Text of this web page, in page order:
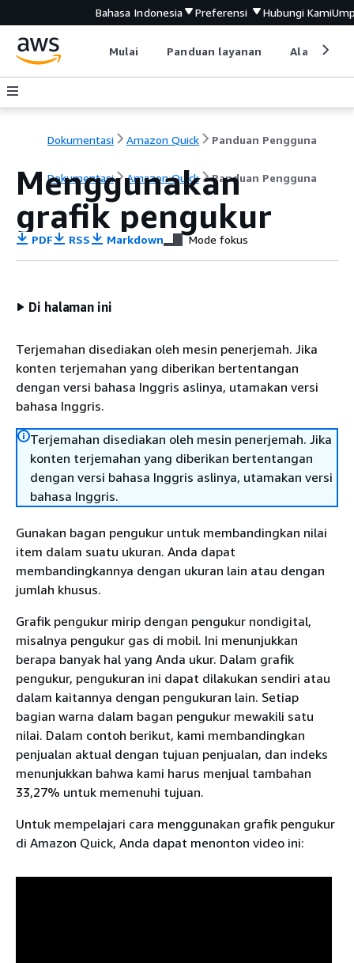
Bahasa Indonesia Preferensi Hubungi Kami
Mulai Panduan layanan Alat
Dokumentasi Amazon Quick Panduan Pengguna
Dokumentasi Amazon Quick Panduan Pengguna
Menggunakan
grafik pengukur
PDF RSS Markdown Mode fokus
Di halaman ini
Terjemahan disediakan oleh mesin penerjemah. Jika
konten terjemahan yang diberikan bertentangan
dengan versi bahasa Inggris aslinya, utamakan versi
bahasa Inggris.
Terjemahan disediakan oleh mesin penerjemah. Jika
konten terjemahan yang diberikan bertentangan
dengan versi bahasa Inggris aslinya, utamakan versi
bahasa Inggris.
Gunakan bagan pengukur untuk membandingkan nilai
item dalam suatu ukuran. Anda dapat
membandingkannya dengan ukuran lain atau dengan
jumlah khusus.
Grafik pengukur mirip dengan pengukur nondigital,
misalnya pengukur gas di mobil. Ini menunjukkan
berapa banyak hal yang Anda ukur. Dalam grafik
pengukur, pengukuran ini dapat dilakukan sendiri atau
dalam kaitannya dengan pengukuran lain. Setiap
bagian warna dalam bagan pengukur mewakili satu
nilai. Dalam contoh berikut, kami membandingkan
penjualan aktual dengan tujuan penjualan, dan indeks
menunjukkan bahwa kami harus menjual tambahan
33,27% untuk memenuhi tujuan.
Untuk mempelajari cara menggunakan grafik pengukur
di Amazon Quick, Anda dapat menonton video ini: